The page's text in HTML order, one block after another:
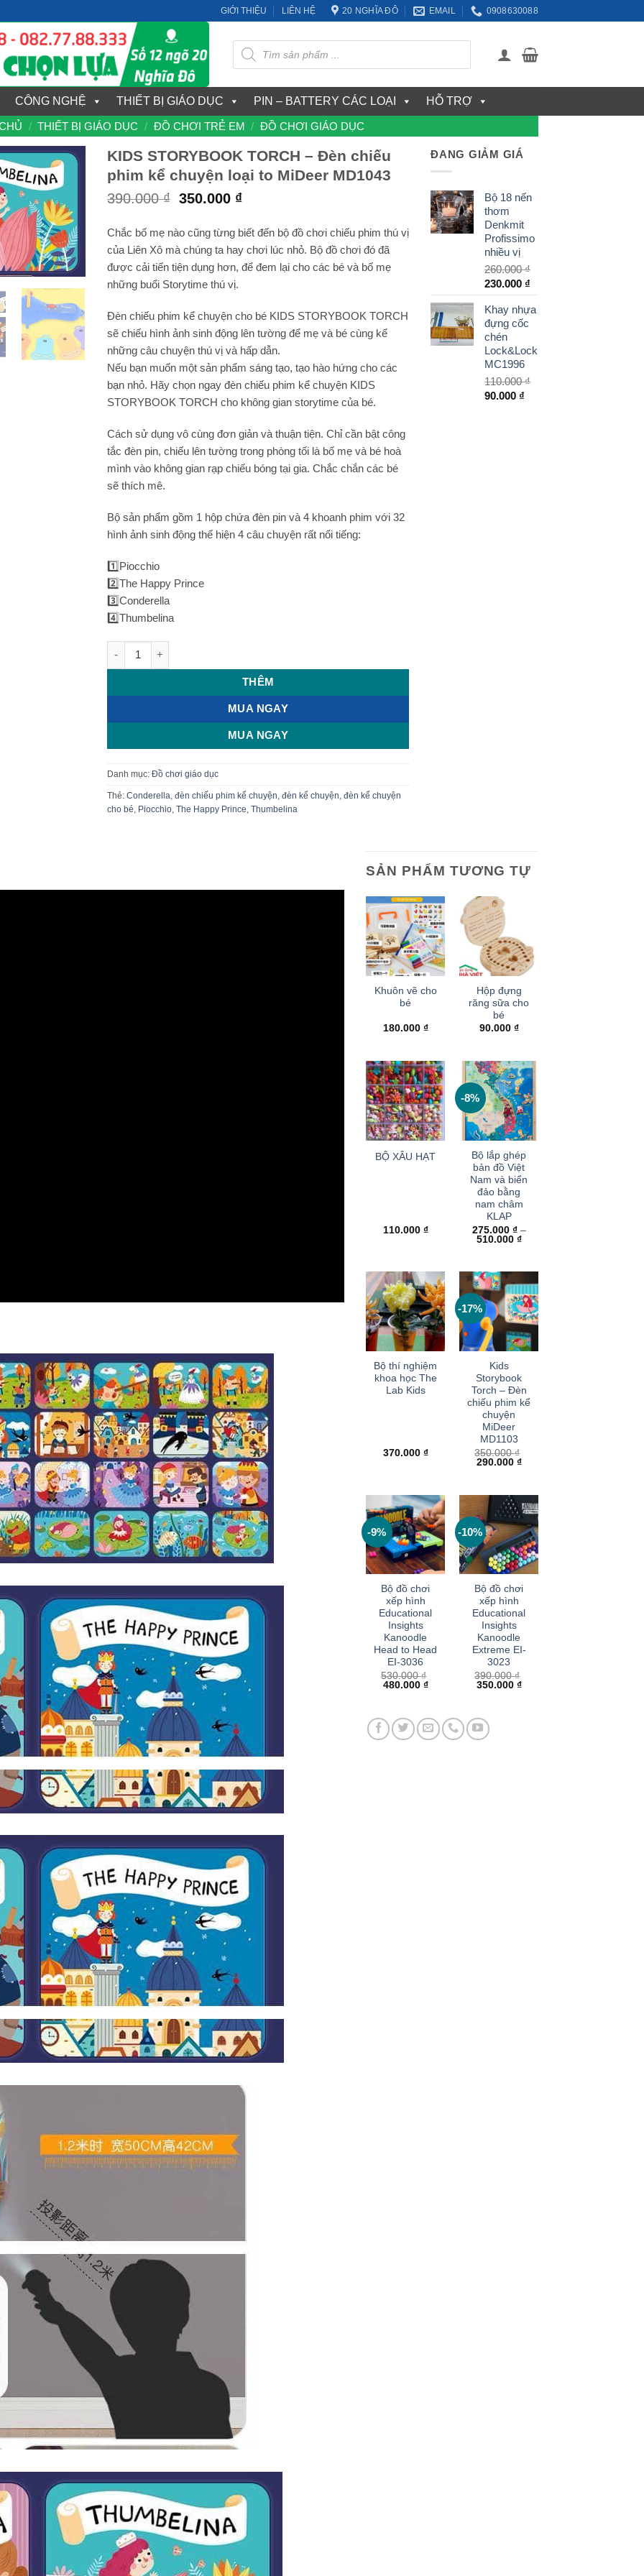
GIỚI THIỆU LIÊN HỆ 20 NGHĨA ĐÔ EMAIL 0908630088
Tìm
kiếm
sản
phẩm
CÔNG NGHỆ THIẾT BỊ GIÁO DỤC PIN – BATTERY CÁC LOẠI HỖ TRỢ
/ THIẾT BỊ GIÁO DỤC / ĐỒ CHƠI TRẺ EM / ĐỒ CHƠI GIÁO DỤC
KIDS STORYBOOK TORCH – Đèn chiếu
phim kể chuyện loại to MiDeer MD1043
390.000₫ Giá
390.000 ₫.
350.000 ₫Giá
tại
là:
350.000 ₫.
Chắc bố mẹ nào cũng từng biết đến bộ đồ chơi chiếu phim thú vị
của Liên Xô mà chúng ta hay chơi lúc nhỏ. Bộ đồ chơi đó đã
được cải tiến tiện dụng hơn, để đem lại cho các bé và bố mẹ
những buổi Storytime thú vị.
Đèn chiếu phim kể chuyện cho bé KIDS STORYBOOK TORCH
sẽ chiếu hình ảnh sinh động lên tường để mẹ và bé cùng kể
những câu chuyện thú vị và hấp dẫn.
Nếu bạn muốn một sản phẩm sáng tạo, tạo hào hứng cho các
bạn nhỏ. Hãy chọn ngay đèn chiếu phim kể chuyện KIDS
STORYBOOK TORCH cho không gian storytime của bé.
Cách sử dụng vô cùng đơn giản và thuận tiện. Chỉ cần bật công
tắc đèn pin, chiếu lên tường trong phòng tối là bố mẹ và bé hoà
mình vào không gian rạp chiếu bóng tại gia. Chắc chắn các bé
sẽ thích mê.
Bộ sản phẩm gồm 1 hộp chứa đèn pin và 4 khoanh phim với 32
hình ảnh sinh động thể hiện 4 câu chuyện rất nổi tiếng:
1️⃣Piocchio
2️⃣The Happy Prince
3️⃣Conderella
4️⃣Thumbelina
KIDS STORYBOOK TORCH – Đèn chiếu phim kể chuyện loại to MiDeer MD1043 số lượng
THÊM
MUA NGAY
MUA NGAY
Danh mục: Đồ chơi giáo dục
Thẻ: Conderella, đèn chiếu phim kể chuyện, đèn kể chuyện, đèn kể chuyện
cho bé, Piocchio, The Happy Prince, Thumbelina
ĐANG GIẢM GIÁ
Bộ 18 nến
thơm
Denkmit
Profissimo
nhiều vị
260.000₫
Giá
là:
260.000 ₫.
230.000 ₫
tại
Khay nhựa
đựng cốc
chén
Lock&Lock
MC1996
110.000₫
Giá
90.000 ₫
SẢN PHẨM TƯƠNG TỰ
+
Khuôn vẽ cho
bé
180.000 ₫
+
Hộp đựng
răng sữa cho
bé
90.000 ₫
+
BỘ XÂU HẠT
110.000 ₫
-8%
+
Bộ lắp ghép
bản đồ Việt
Nam và biển
đảo bằng
nam châm
KLAP
275.000 ₫ –
510.000 ₫Khoảng
đến
510.000 ₫
+
Bộ thí nghiệm
khoa học The
Lab Kids
370.000 ₫
-17%
+
Kids
Storybook
Torch – Đèn
chiếu phim kể
chuyện
MiDeer
MD1103
350.000₫
Giá
290.000 ₫Giá
290.000 ₫.
-9%
+
Bộ đồ chơi
xếp hình
Educational
Insights
Kanoodle
Head to Head
EI-3036
530.000₫
Giá
480.000 ₫Giá
480.000 ₫.
-10%
+
Bộ đồ chơi
xếp hình
Educational
Insights
Kanoodle
Extreme EI-
3023
390.000₫
Giá
350.000 ₫Giá